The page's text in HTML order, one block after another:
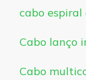
cabo
Cabo lanço
Cabo